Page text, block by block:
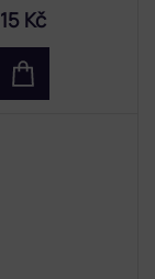
15 Kč